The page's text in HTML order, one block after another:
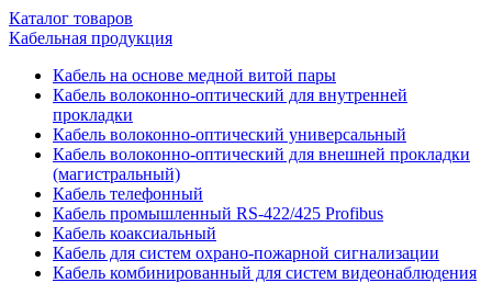
Каталог товаров
Кабельная продукция
Кабель на основе медной витой пары
Кабель волоконно-оптический для внутренней
прокладки
Кабель волоконно-оптический универсальный
Кабель волоконно-оптический для внешней прокладки
(магистральный)
Кабель телефонный
Кабель промышленный RS-422/425 Profibus
Кабель коаксиальный
Кабель для систем охрано-пожарной сигнализации
Кабель комбинированный для систем видеонаблюдения